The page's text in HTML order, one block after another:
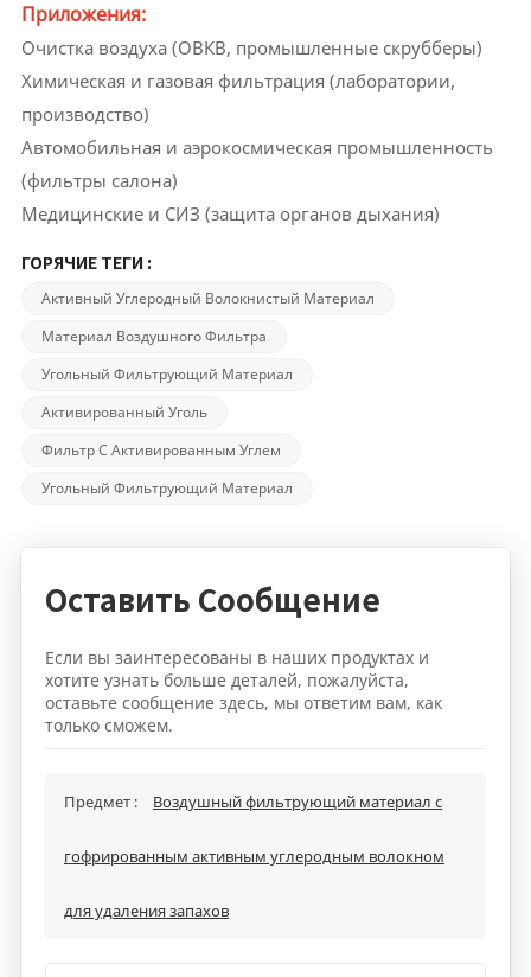
Приложения:
Очистка воздуха (ОВКВ, промышленные скрубберы)
Химическая и газовая фильтрация (лаборатории,
производство)
Автомобильная и аэрокосмическая промышленность
(фильтры салона)
Медицинские и СИЗ (защита органов дыхания)
ГОРЯЧИЕ ТЕГИ :
Активный Углеродный Волокнистый Материал
Материал Воздушного Фильтра
Угольный Фильтрующий Материал
Активированный Уголь
Фильтр С Активированным Углем
Угольный Фильтрующий Материал
Оставить Сообщение
Если вы заинтересованы в наших продуктах и
хотите узнать больше деталей, пожалуйста,
оставьте сообщение здесь, мы ответим вам, как
только сможем.
Предмет : Воздушный фильтрующий материал с
гофрированным активным углеродным волокном
для удаления запахов